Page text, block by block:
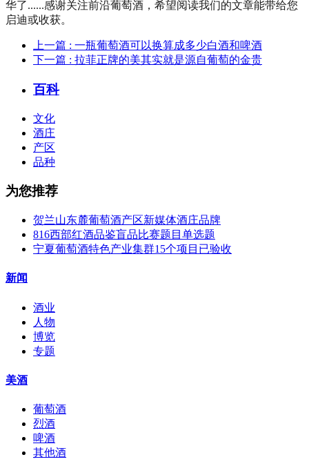
华了......感谢关注前沿葡萄酒，希望阅读我们的文章能带给您
启迪或收获。
上一篇 : 一瓶葡萄酒可以换算成多少白酒和啤酒
下一篇 : 拉菲正牌的美其实就是源自葡萄的金贵
百科
文化
酒庄
产区
品种
为您推荐
贺兰山东麓葡萄酒产区新媒体酒庄品牌
816西部红酒品鉴盲品比赛题目单选题
宁夏葡萄酒特色产业集群15个项目已验收
新闻
酒业
人物
博览
专题
美酒
葡萄酒
烈酒
啤酒
其他酒